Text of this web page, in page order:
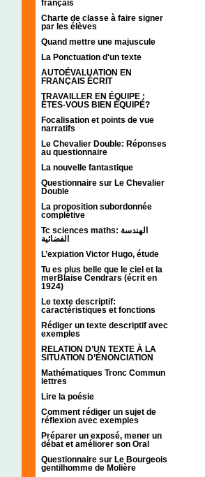
français
Charte de classe à faire signer
par les élèves
Quand mettre une majuscule
La Ponctuation d'un texte
AUTOÉVALUATION EN
FRANÇAIS ÉCRIT
TRAVAILLER EN ÉQUIPE :
ÊTES-VOUS BIEN ÉQUIPÉ?
Focalisation et points de vue
narratifs
Le Chevalier Double: Réponses
au questionnaire
La nouvelle fantastique
Questionnaire sur Le Chevalier
Double
La proposition subordonnée
complétive
Tc sciences maths: الهندسة
الفضائية
L’expiation Victor Hugo, étude
Tu es plus belle que le ciel et la
merBlaise Cendrars (écrit en
1924)
Le texte descriptif:
caractéristiques et fonctions
Rédiger un texte descriptif avec
exemples
RELATION D’UN TEXTE À LA
SITUATION D’ÉNONCIATION
Mathématiques Tronc Commun
lettres
Lire la poésie
Comment rédiger un sujet de
réflexion avec exemples
Préparer un exposé, mener un
débat et améliorer son Oral
Questionnaire sur Le Bourgeois
gentilhomme de Molière